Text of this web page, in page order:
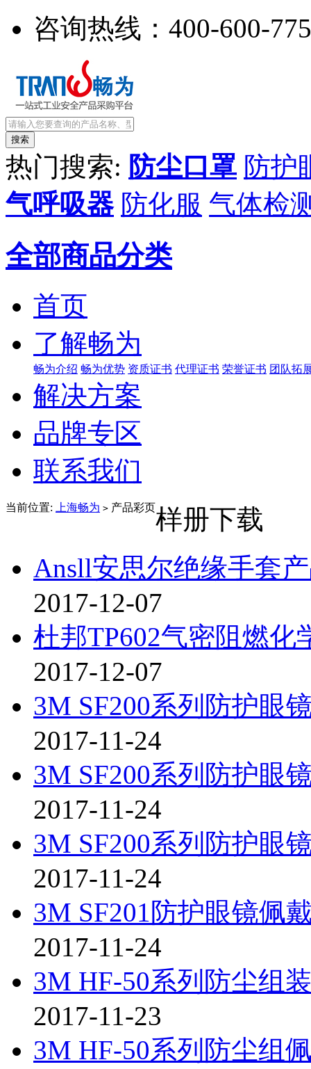
咨询热线： 400-600-
热门搜索: 防尘口罩 防护
气呼吸器 防化服 气体检
全部商品分类
首页
了解畅为
畅为介绍 畅为优势 资质证书 代理证书 荣誉证书 团队拓
解决方案
品牌专区
联系我们
当前位置: 上海畅为 > 产品彩页样册下载
Ansll安思尔绝缘手套
2017-12-07
杜邦TP602气密阻燃
2017-12-07
3M SF200系列防护眼
2017-11-24
3M SF200系列防护眼
2017-11-24
3M SF200系列防护眼
2017-11-24
3M SF201防护眼镜佩
2017-11-24
3M HF-50系列防尘组
2017-11-23
3M HF-50系列防尘组